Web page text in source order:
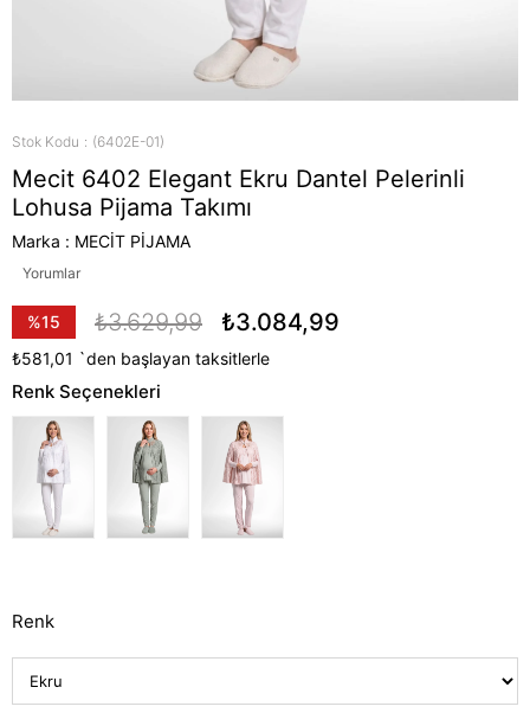
Stok Kodu (6402E-01)
Mecit 6402 Elegant Ekru Dantel Pelerinli
Lohusa Pijama Takımı
Marka : MECİT PİJAMA
Yorumlar
%15
İndirim
₺3.629,99 ₺3.084,99
₺581,01 `den başlayan taksitlerle
Renk Seçenekleri
Renk